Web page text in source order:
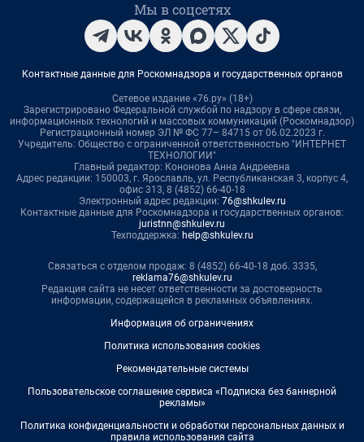
Мы в соцсетях
Контактные данные для Роскомнадзора и государственных органов
Сетевое издание «76.ру» (18+)
Зарегистрировано Федеральной службой по надзору в сфере связи,
информационных технологий и массовых коммуникаций (Роскомнадзор)
Регистрационный номер ЭЛ № ФС 77– 84715 от 06.02.2023 г.
Учредитель: Общество с ограниченной ответственностью "ИНТЕРНЕТ
ТЕХНОЛОГИИ"
Главный редактор: Кононова Анна Андреевна
Адрес редакции: 150003, г. Ярославль, ул. Республиканская 3, корпус 4,
офис 313, 8 (4852) 66-40-18
Электронный адрес редакции: 76@shkulev.ru
Контактные данные для Роскомнадзора и государственных органов:
juristnn@shkulev.ru
Техподдержка: help@shkulev.ru
Связаться с отделом продаж: 8 (4852) 66-40-18 доб. 3335,
reklama76@shkulev.ru
Редакция сайта не несет ответственности за достоверность
информации, содержащейся в рекламных объявлениях.
Информация об ограничениях
Политика использования cookies
Рекомендательные системы
Пользовательское соглашение сервиса «Подписка без баннерной
рекламы»
Политика конфиденциальности и обработки персональных данных и
правила использования сайта